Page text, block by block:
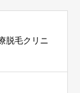
脱毛クリニ